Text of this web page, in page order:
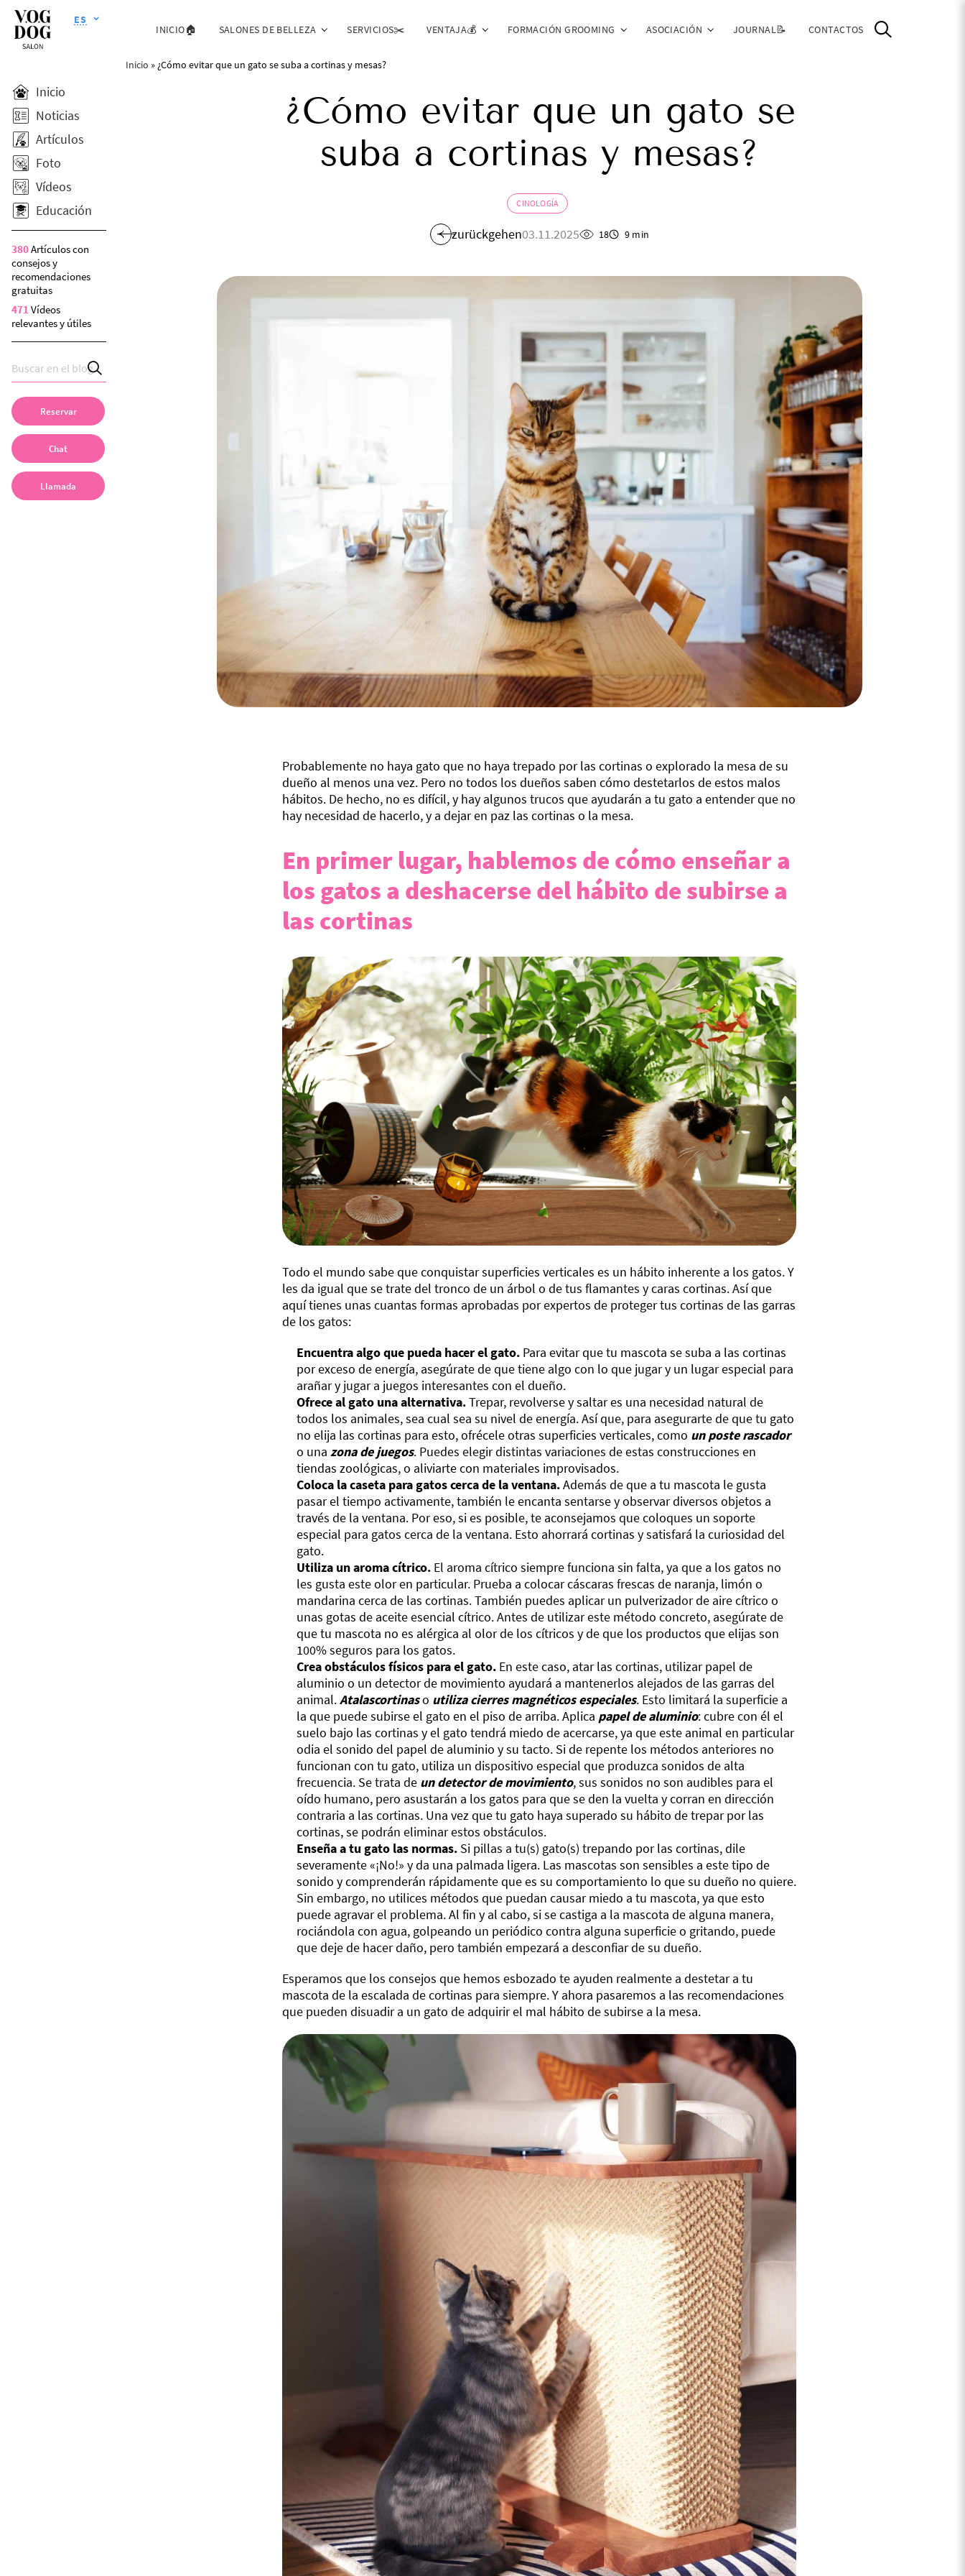
ES
INICIO🏠
SALONES DE BELLEZA SERVICIOS✂️ VENTAJA💰 FORMACIÓN GROOMING ASOCIACIÓN JOURNAL📝 CONTACTOS
Inicio » ¿Cómo evitar que un gato se suba a cortinas y mesas?
Inicio
Noticias
Artículos
Foto
Vídeos
Educación
380Artículos con
consejos y
recomendaciones
gratuitas
471 Vídeos
relevantes y útiles
Reservar
Chat
Llamada
¿Cómo evitar que un gato se
suba a cortinas y mesas?
CINOLOGÍA
zurückgehen03.11.2025 18 9 min
Probablemente no haya gato que no haya trepado por las cortinas o explorado la mesa de su
dueño al menos una vez. Pero no todos los dueños saben cómo destetarlos de estos malos
hábitos. De hecho, no es difícil, y hay algunos trucos que ayudarán a tu gato a entender que no
hay necesidad de hacerlo, y a dejar en paz las cortinas o la mesa.
En primer lugar, hablemos de cómo enseñar a
los gatos a deshacerse del hábito de subirse a
las cortinas
Todo el mundo sabe que conquistar superficies verticales es un hábito inherente a los gatos. Y
les da igual que se trate del tronco de un árbol o de tus flamantes y caras cortinas. Así que
aquí tienes unas cuantas formas aprobadas por expertos de proteger tus cortinas de las garras
de los gatos:
Encuentra algo que pueda hacer el gato. Para evitar que tu mascota se suba a las cortinas
por exceso de energía, asegúrate de que tiene algo con lo que jugar y un lugar especial para
arañar y jugar a juegos interesantes con el dueño.
Ofrece al gato una alternativa.Trepar, revolverse y saltar es una necesidad natural de
todos los animales, sea cual sea su nivel de energía. Así que, para asegurarte de que tu gato
no elija las cortinas para esto, ofrécele otras superficies verticales, como un poste rascador
o una zona de juegos. Puedes elegir distintas variaciones de estas construcciones en
tiendas zoológicas, o aliviarte con materiales improvisados.
Coloca la caseta para gatos cerca de la ventana.Además de que a tu mascota le gusta
pasar el tiempo activamente, también le encanta sentarse y observar diversos objetos a
través de la ventana. Por eso, si es posible, te aconsejamos que coloques un soporte
especial para gatos cerca de la ventana. Esto ahorrará cortinas y satisfará la curiosidad del
gato.
Utiliza un aroma cítrico. El aroma cítrico siempre funciona sin falta, ya que a los gatos no
les gusta este olor en particular. Prueba a colocar cáscaras frescas de naranja, limón o
mandarina cerca de las cortinas. También puedes aplicar un pulverizador de aire cítrico o
unas gotas de aceite esencial cítrico. Antes de utilizar este método concreto, asegúrate de
que tu mascota no es alérgica al olor de los cítricos y de que los productos que elijas son
100% seguros para los gatos.
Crea obstáculos físicos para el gato. En este caso, atar las cortinas, utilizar papel de
aluminio o un detector de movimiento ayudará a mantenerlos alejados de las garras del
animal.Atalascortinaso utiliza cierres magnéticos especiales. Esto limitará la superficie a
la que puede subirse el gato en el piso de arriba. Aplica papel de aluminio: cubre con él el
suelo bajo las cortinas y el gato tendrá miedo de acercarse, ya que este animal en particular
odia el sonido del papel de aluminio y su tacto. Si de repente los métodos anteriores no
funcionan con tu gato, utiliza un dispositivo especial que produzca sonidos de alta
frecuencia. Se trata de un detector de movimiento, sus sonidos no son audibles para el
oído humano, pero asustarán a los gatos para que se den la vuelta y corran en dirección
contraria a las cortinas. Una vez que tu gato haya superado su hábito de trepar por las
cortinas, se podrán eliminar estos obstáculos.
Enseña a tu gato las normas. Si pillas a tu(s) gato(s) trepando por las cortinas, dile
severamente «¡No!» y da una palmada ligera. Las mascotas son sensibles a este tipo de
sonido y comprenderán rápidamente que es su comportamiento lo que su dueño no quiere.
Sin embargo, no utilices métodos que puedan causar miedo a tu mascota, ya que esto
puede agravar el problema. Al fin y al cabo, si se castiga a la mascota de alguna manera,
rociándola con agua, golpeando un periódico contra alguna superficie o gritando, puede
que deje de hacer daño, pero también empezará a desconfiar de su dueño.
Esperamos que los consejos que hemos esbozado te ayuden realmente a destetar a tu
mascota de la escalada de cortinas para siempre. Y ahora pasaremos a las recomendaciones
que pueden disuadir a un gato de adquirir el mal hábito de subirse a la mesa.